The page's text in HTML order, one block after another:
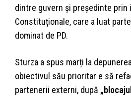
dintre guvern și președinte prin
Constituționale, care a luat
dominat de PD.
Sturza a spus marți la
obiectivul său prioritar e să
partenerii externi, după